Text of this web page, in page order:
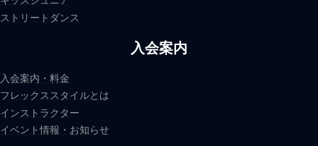
ストリートダンス
入会案内
入会案内・料金
フレックススタイルとは
インストラクター
イベント情報・お知らせ